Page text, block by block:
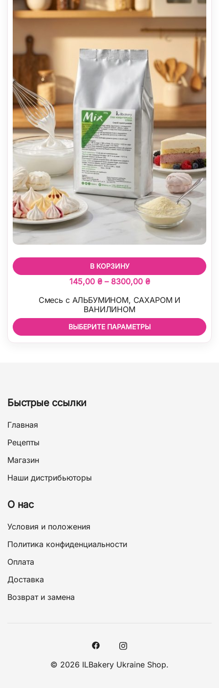
несколько
вариаций.
можно
выбрать
странице
товара.
В КОРЗИНУ
145,00 ₴ – 8300,00 ₴Диапазон
145,00 ₴
–
8300,00 ₴
Смесь с АЛЬБУМИНОМ, САХАРОМ И
ВАНИЛИНОМ
ВЫБЕРИТЕ ПАРАМЕТРЫ
Этот
Опции
выбрать
на
странице
Быстрые ссылки
Главная
Рецепты
Магазин
Наши дистрибьюторы
О нас
Условия и положения
Политика конфиденциальности
Оплата
Доставка
Возврат и замена
© 2026 ILBakery Ukraine Shop.